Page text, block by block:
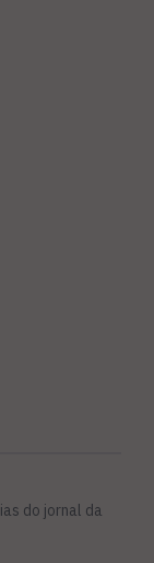
do jornal da